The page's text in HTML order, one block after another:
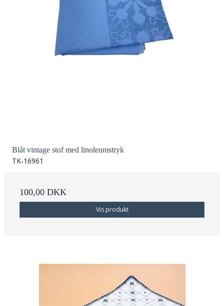
Blåt vintage stof med linoleumstryk
TK-16961
100,00 DKK
Vis produkt